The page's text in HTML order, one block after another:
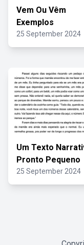
Vem Ou Vêm
Exemplos
25 September 2024
Um Texto
Pronto Pequeno
25 September 2024